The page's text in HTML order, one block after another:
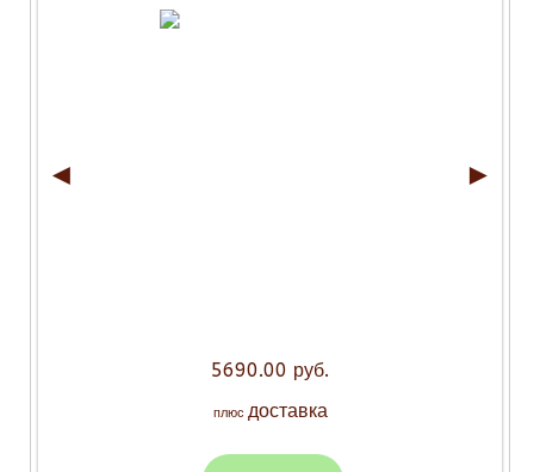
◄ ►
5690.00 руб.
плюс доставка